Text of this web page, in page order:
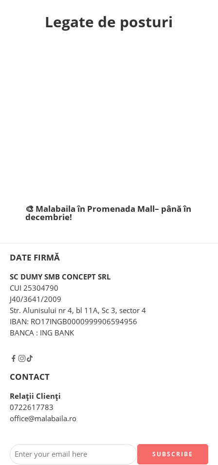
Legate de posturi
🎨 Malabaila în Promenada Mall– până în
decembrie!
DATE FIRMĂ
SC DUMY SMB CONCEPT SRL
CUI 25304790
J40/3641/2009
Str. Alunisului nr 4, bl 11A, Sc 3, sector 4
IBAN: RO17INGB0000999906594956
BANCA : ING BANK
CONTACT
Relații Clienți
0722617783
office@malabaila.ro